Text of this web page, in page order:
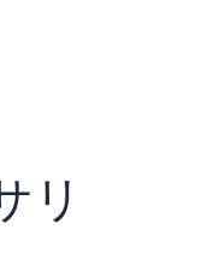
リ